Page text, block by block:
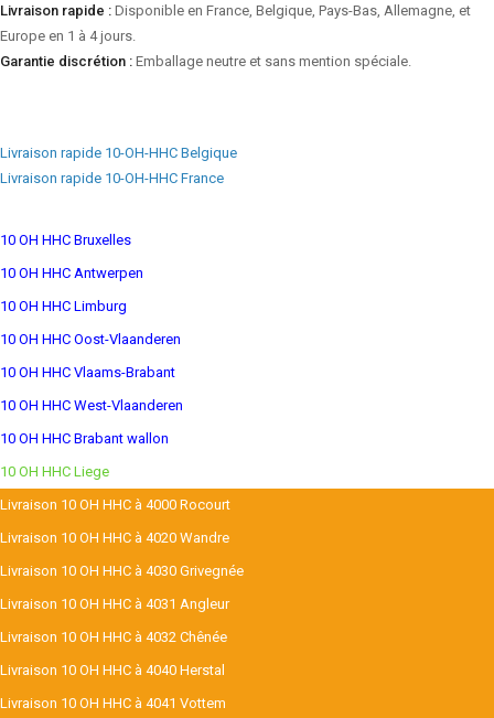
Livraison rapide : Disponible en France, Belgique, Pays-Bas, Allemagne, et
Europe en 1 à 4 jours.
Garantie discrétion : Emballage neutre et sans mention spéciale.
Livraison rapide 10-OH-HHC Belgique
Livraison rapide 10-OH-HHC France
10 OH HHC Bruxelles
10 OH HHC Antwerpen
10 OH HHC Limburg
10 OH HHC Oost-Vlaanderen
10 OH HHC Vlaams-Brabant
10 OH HHC West-Vlaanderen
10 OH HHC Brabant wallon
10 OH HHC Liege
Livraison 10 OH HHC à 4000 Rocourt
Livraison 10 OH HHC à 4020 Wandre
Livraison 10 OH HHC à 4030 Grivegnée
Livraison 10 OH HHC à 4031 Angleur
Livraison 10 OH HHC à 4032 Chênée
Livraison 10 OH HHC à 4040 Herstal
Livraison 10 OH HHC à 4041 Vottem